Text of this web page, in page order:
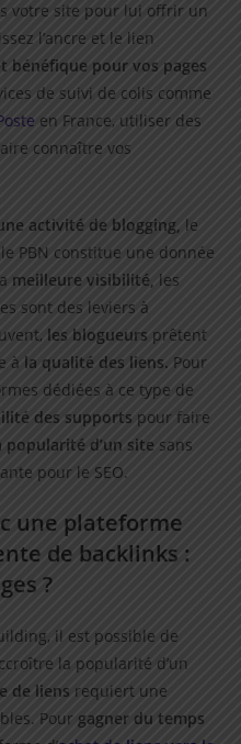
votre site pour lui offrir un
l’ancre et le lien
bénéfique pour vos pages
de suivi de colis comme
en France, utiliser des
connaître vos
activité de blogging, le
PBN constitue une donnée
meilleure visibilité, les
sont des leviers à
les blogueurs prêtent
à la qualité des liens. Pour
dédiées à ce type de
des supports pour faire
d’un site sans
pour le SEO.
une plateforme
de backlinks :
?
il est possible de
la popularité d’un
de liens requiert une
Pour gagner du temps